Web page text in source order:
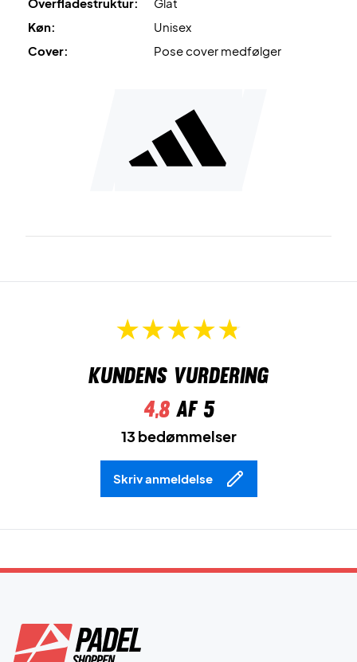
Køn:
Unisex
Cover:
Pose cover medfølger
Kundens vurdering
4,8af 5
13 bedømmelser
Skriv anmeldelse